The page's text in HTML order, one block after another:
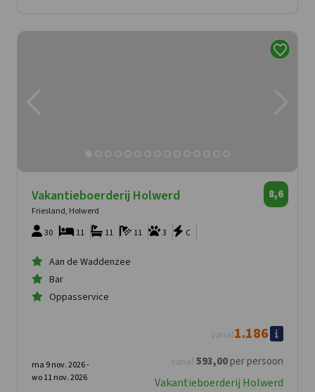
Vakantieboerderij Holwerd
Friesland, Holwerd
8,6
30 3
11
11 C
11
Aan de Waddenzee
Bar
Oppasservice
vanaf 593,00per persoon
vanaf1.186
ma 9 nov. 2026 -
wo 11 nov. 2026
Vakantieboerderij Holwerd